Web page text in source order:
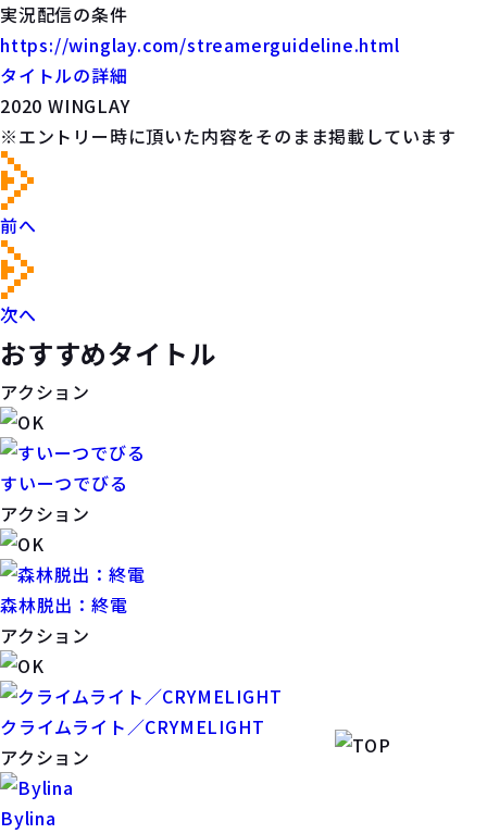
実況配信の条件
https://winglay.com/streamerguideline.html
タイトルの詳細
2020 WINGLAY
※エントリー時に頂いた内容をそのまま掲載しています
前へ
次へ
おすすめタイトル
アクション
すいーつでびる
アクション
森林脱出：終電
アクション
クライムライト／CRYMELIGHT
アクション
Bylina